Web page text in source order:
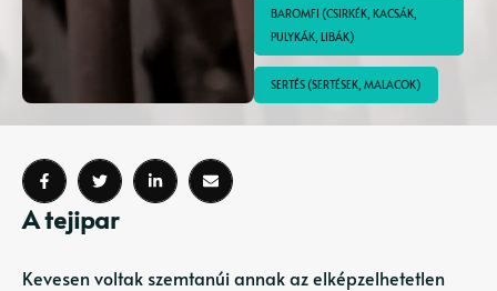
BAROMFI (CSIRKÉK, KACSÁK,
PULYKÁK, LIBÁK)
SERTÉS (SERTÉSEK, MALACOK)
A tejipar
Kevesen voltak szemtanúi annak az elképzelhetetlen